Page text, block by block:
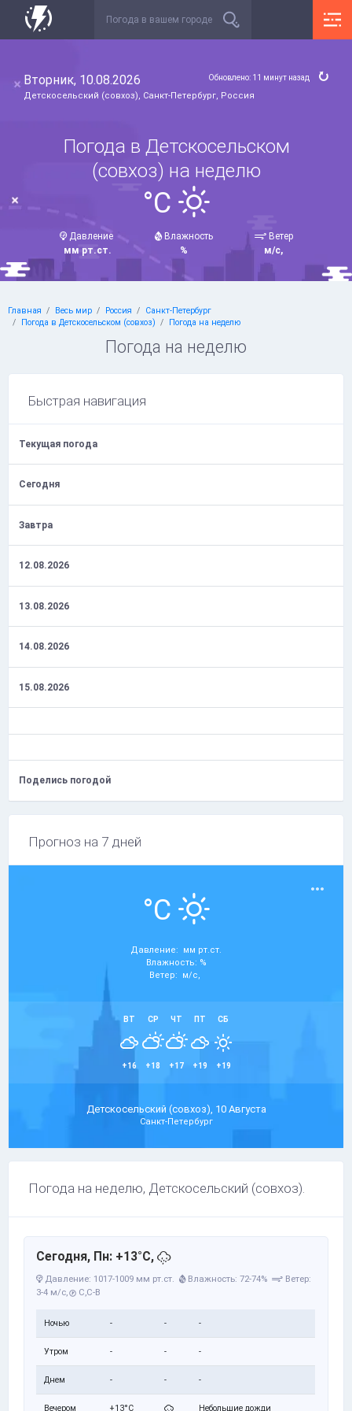
Вторник, 10.08.2026
Детскосельский (совхоз), Санкт-Петербург, Россия
Обновлено: 11 минут назад
Погода в Детскосельском
(совхоз) на неделю
°C
Давление
мм рт.ст.
Влажность
%
Ветер
м/с,
Главная Весь мир Россия
Санкт-Петербург
Погода в Детскосельском (совхоз)
Погода на неделю
Погода на неделю
Быстрая навигация
Текущая погода
Сегодня
Завтра
12.08.2026
13.08.2026
14.08.2026
15.08.2026
Поделись погодой
Прогноз на 7 дней
°C
Давление: мм рт.ст.
Влажность: %
Ветер: м/с,
ВТ
+16
СР
+18
ЧТ
+17
ПТ
+19
СБ
+19
Детскосельский (совхоз), 10 Августа
Санкт-Петербург
Погода на неделю, Детскосельский (совхоз).
Сегодня, Пн: +13°C,
Давление: 1017-1009 мм рт.ст. Влажность: 72-74%
Ветер:
3-4 м/с,
С,С-В
Ночью - - -
Утром - - -
Днем - - -
Вечером +13°C Небольшие дожди